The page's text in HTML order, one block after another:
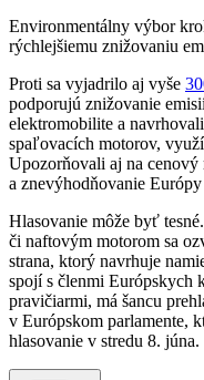
Environmentálny výbor
rýchlejšiemu znižovaniu
Proti sa vyjadrilo aj vyše
podporujú znižovanie
elektromobilite a
spaľovacích motorov,
Upozorňovali aj na cenový
a znevýhodňovanie
Hlasovanie môže byť tesné.
či naftovým motorom sa
strana, ktorý navrhuje
spojí s členmi Európskych
pravičiarmi, má šancu
v Európskom parlamente,
hlasovanie v stredu 8. júna.